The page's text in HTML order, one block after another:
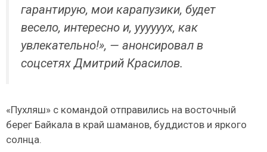
гарантирую, мои карапузики, будет
весело, интересно и, уууууух, как
увлекательно!», — анонсировал в
соцсетях Дмитрий Красилов.
«Пухляш» с командой отправились на восточный
берег Байкала в край шаманов, буддистов и яркого
солнца.